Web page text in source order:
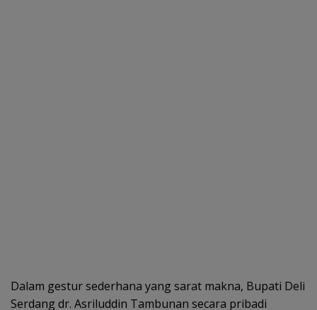
Dalam gestur sederhana yang sarat makna, Bupati Deli
Serdang dr. Asriluddin Tambunan secara pribadi